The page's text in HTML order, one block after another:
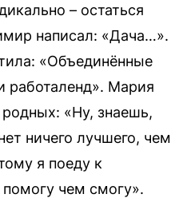
– остаться
написал: «Дача…».
«Объединённые
работаленд». Мария
«Ну, знаешь,
ничего лучшего, чем
я поеду к
чем смогу».